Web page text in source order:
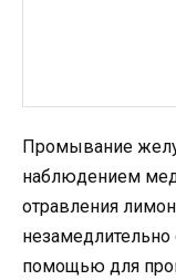
Промывание
наблюдением
отравления
незамедлительно
помощью для